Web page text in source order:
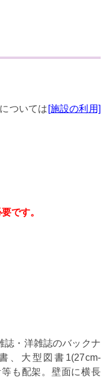
ついては [施設の利用]
です。
誌・洋雑誌のバックナ
、大型図書1(27cm-
も配架。壁面に横長